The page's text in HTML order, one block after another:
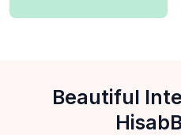
Beautiful